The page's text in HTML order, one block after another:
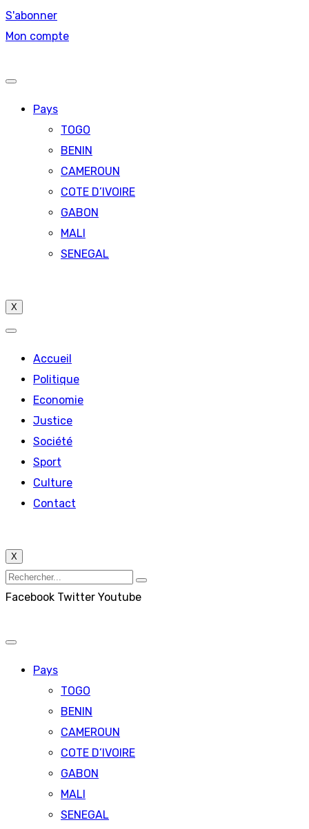
S'abonner
Mon compte
Pays
TOGO
BENIN
CAMEROUN
COTE D’IVOIRE
GABON
MALI
SENEGAL
X
Accueil
Politique
Economie
Justice
Société
Sport
Culture
Contact
X
Facebook Twitter Youtube
Pays
TOGO
BENIN
CAMEROUN
COTE D’IVOIRE
GABON
MALI
SENEGAL